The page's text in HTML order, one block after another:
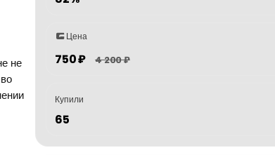
не
Цена
750 ₽ 4 200 ₽
Купили
65